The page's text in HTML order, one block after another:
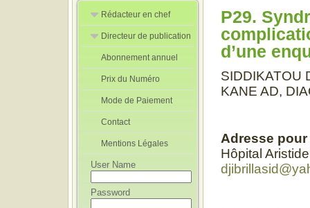
Rédacteur en chef
Rédacteurs en
Chef Adjoint
Directeur de publication
Directeur de
publication
adjoint
Abonnement annuel
Prix du Numéro
Mode de Paiement
Contact
Mentions Légales
User Name
Password
P29.
d’une
SIDDIKATOU
KANE AD,
Adresse
Hôpital